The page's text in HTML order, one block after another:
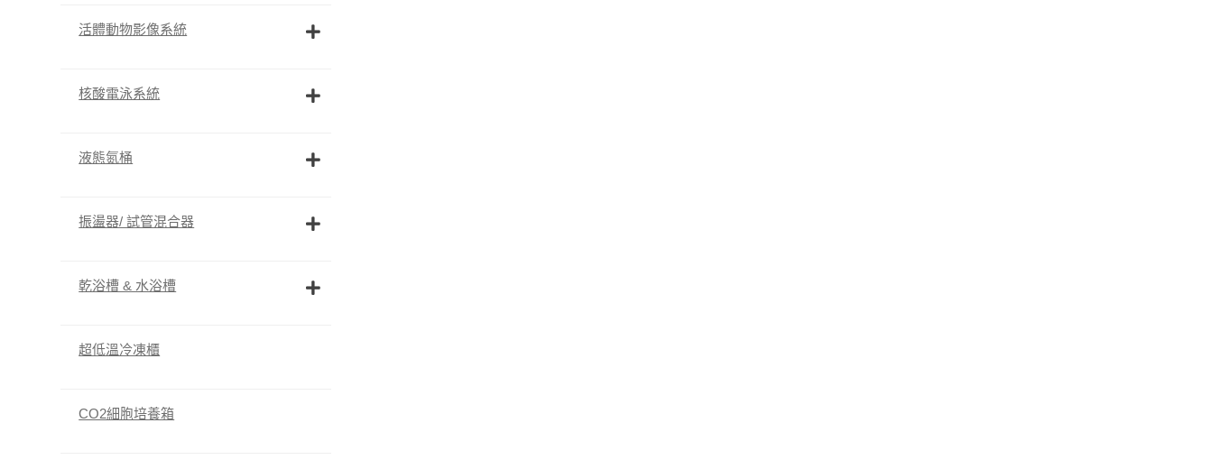
活體動物影像系統
核酸電泳系統
液態氮桶
振盪器/ 試管混合器
乾浴槽 & 水浴槽
超低溫冷凍櫃
CO2細胞培養箱